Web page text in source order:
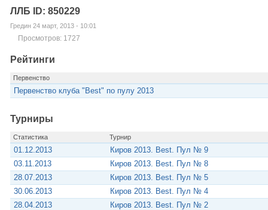
ЛЛБ ID: 850229
Гредин 24 март, 2013 - 10:01
Просмотров: 1727
Рейтинги
Первенство
Первенство клуба "Best" по пулу 2013
Турниры
Статистика Турнир
01.12.2013
Киров 2013. Best. Пул № 9
03.11.2013
Киров 2013. Best. Пул № 8
28.07.2013
Киров 2013. Best. Пул № 5
30.06.2013
Киров 2013. Best. Пул № 4
28.04.2013
Киров 2013. Best. Пул № 2